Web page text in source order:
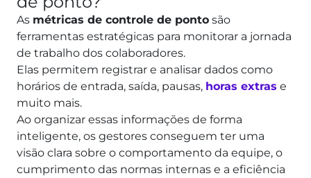
As métricas de controle de ponto são
ferramentas estratégicas para monitorar a jornada
de trabalho dos colaboradores.
Elas permitem registrar e analisar dados como
horários de entrada, saída, pausas, horas extras e
muito mais.
Ao organizar essas informações de forma
inteligente, os gestores conseguem ter uma
visão clara sobre o comportamento da equipe, o
cumprimento das normas internas e a eficiência